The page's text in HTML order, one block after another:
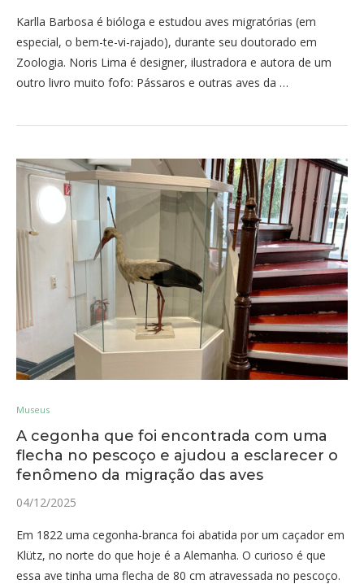
Karlla Barbosa é bióloga e estudou aves migratórias (em
especial, o bem-te-vi-rajado), durante seu doutorado em
Zoologia. Noris Lima é designer, ilustradora e autora de um
outro livro muito fofo: Pássaros e outras aves da …
Museus
A cegonha que foi encontrada com uma
flecha no pescoço e ajudou a esclarecer o
fenômeno da migração das aves
04/12/2025
Em 1822 uma cegonha-branca foi abatida por um caçador em
Klütz, no norte do que hoje é a Alemanha. O curioso é que
essa ave tinha uma flecha de 80 cm atravessada no pescoço.